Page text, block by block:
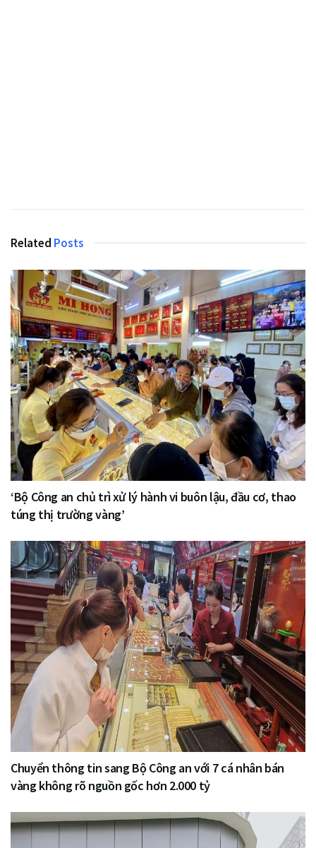
Related Posts
‘Bộ Công an chủ trì xử lý hành vi buôn lậu, đầu cơ, thao
túng thị trường vàng’
Chuyển thông tin sang Bộ Công an với 7 cá nhân bán
vàng không rõ nguồn gốc hơn 2.000 tỷ